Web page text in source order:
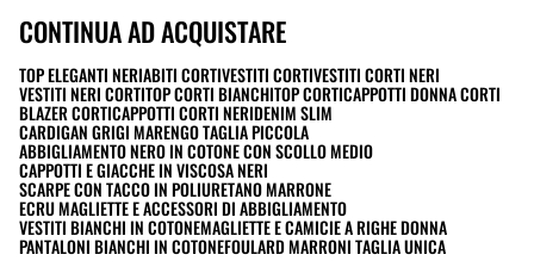
CONTINUA AD ACQUISTARE
TOP ELEGANTI NERIABITI CORTIVESTITI CORTIVESTITI CORTI NERI
VESTITI NERI CORTITOP CORTI BIANCHITOP CORTICAPPOTTI DONNA CORTI
BLAZER CORTICAPPOTTI CORTI NERIDENIM SLIM
CARDIGAN GRIGI MARENGO TAGLIA PICCOLA
ABBIGLIAMENTO NERO IN COTONE CON SCOLLO MEDIO
CAPPOTTI E GIACCHE IN VISCOSA NERI
SCARPE CON TACCO IN POLIURETANO MARRONE
ECRU MAGLIETTE E ACCESSORI DI ABBIGLIAMENTO
VESTITI BIANCHI IN COTONEMAGLIETTE E CAMICIE A RIGHE DONNA
PANTALONI BIANCHI IN COTONEFOULARD MARRONI TAGLIA UNICA